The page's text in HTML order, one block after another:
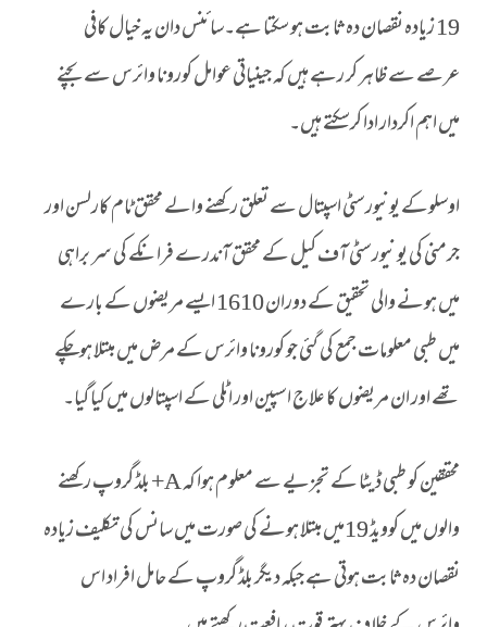
19 زیادہ نقصان دہ ثابت ہو سکتا ہے۔سائنس دان یہ خیال کافی
عرصے سے ظاہر کر رہے ہیں کہ جینیاتی عوامل کورونا وائرس سے بچنے
میں اہم اکردار ادا کرسکتے ہیں۔
اوسلوکے یونیورسٹی اسپتال سے تعلق رکھنے والے محقق ٹام کارلسن اور
جرمنی کی یو نیورسٹی آف کیل کے محقق آندرے فرانکے کی سر براہی
میں ہونے والی تحقیق کے دوران 1610 ایسے مریضوں کے بارے
میں طبی معلومات جمع کی گئی جو کورونا وائرس کے مرض میں مبتلا ہوچکے
تھے اور ان مریضوں کا علاج اسپین اور اٹلی کے اسپتالوں میں کیا گیا۔
محققین کو طبی ڈیٹا کے تجزیے سے معلوم ہوا کہ A+ بلڈ گروپ رکھنے
والوں میں کوویڈ 19میں مبتلا ہونے کی صورت میں سانس کی تکلیف زیادہ
نقصان دہ ثابت ہوتی ہے جبکہ دیگر بلڈ گروپ کے حامل افراد اس